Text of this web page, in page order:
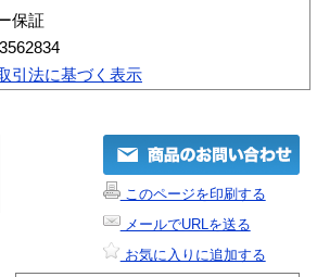
保証
引法に基づく表示
このページを印刷する
メールでURLを送る
お気に入りに追加する